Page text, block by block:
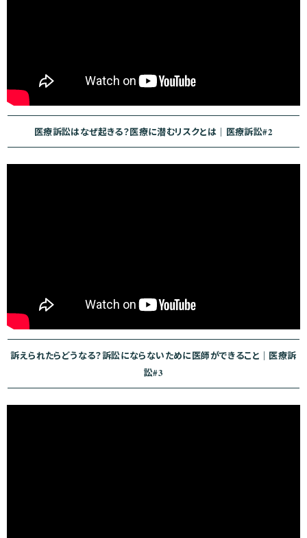
医療訴訟はなぜ起きる？医療に潜むリスクとは｜医療訴訟#2
訴えられたらどうなる？訴訟にならないために医師ができること｜医療訴
訟#3